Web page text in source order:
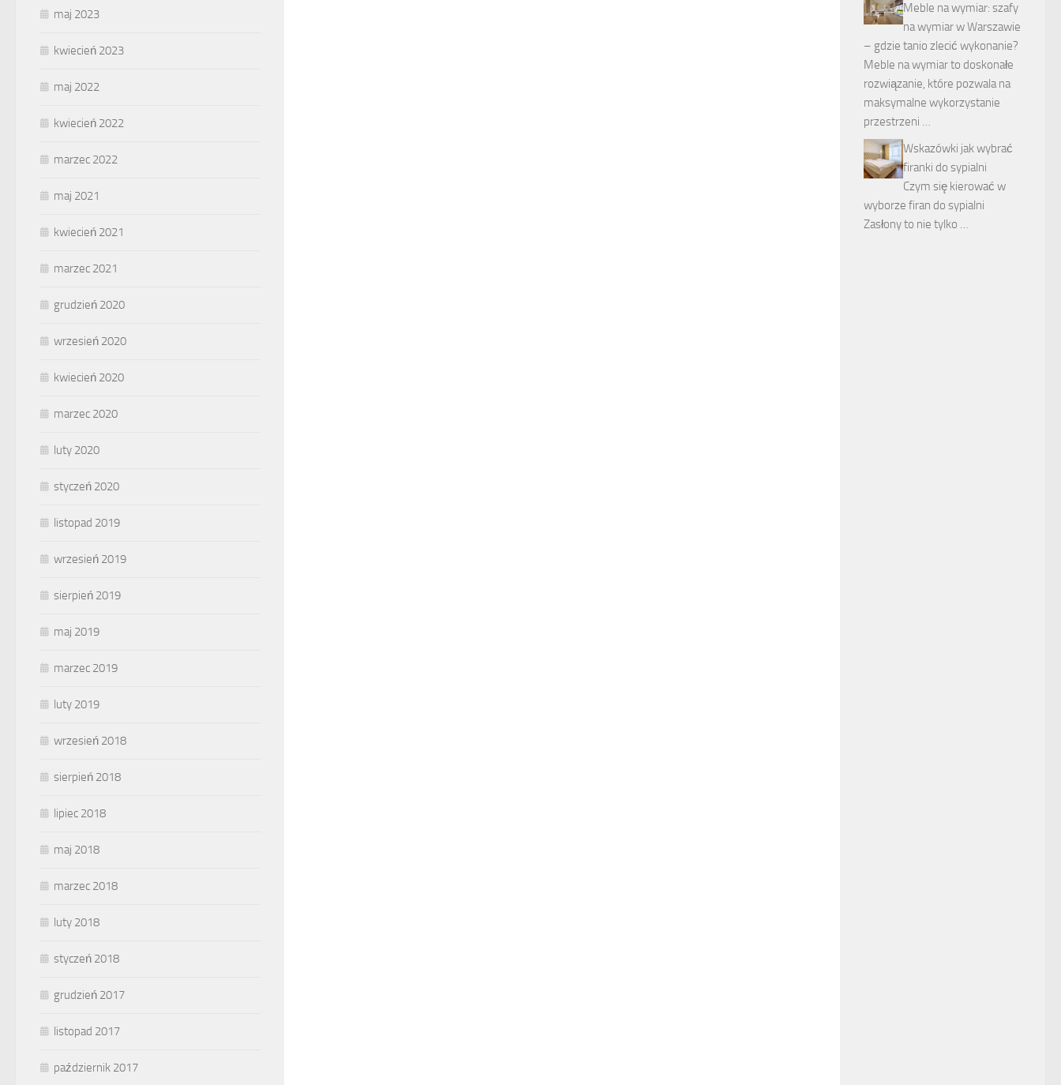
maj 2023
kwiecień 2023
maj 2022
kwiecień 2022
marzec 2022
maj 2021
kwiecień 2021
marzec 2021
grudzień 2020
wrzesień 2020
kwiecień 2020
marzec 2020
luty 2020
styczeń 2020
listopad 2019
wrzesień 2019
sierpień 2019
maj 2019
marzec 2019
luty 2019
wrzesień 2018
sierpień 2018
lipiec 2018
maj 2018
marzec 2018
luty 2018
styczeń 2018
grudzień 2017
listopad 2017
październik 2017
Meble na wymiar: szafy
na wymiar w Warszawie
– gdzie tanio zlecić wykonanie?
Meble na wymiar to doskonałe
rozwiązanie, które pozwala na
maksymalne wykorzystanie
przestrzeni …
Wskazówki jak wybrać
firanki do sypialni
Czym się kierować w
wyborze firan do sypialni
Zasłony to nie tylko …